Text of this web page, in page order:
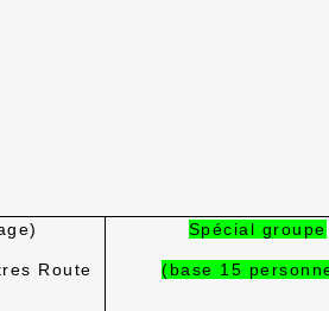
Route
Spécial groupe
(base 15